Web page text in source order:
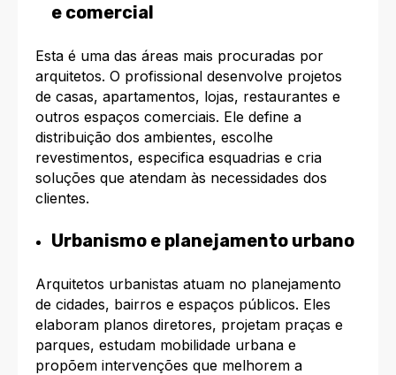
e comercial
Esta é uma das áreas mais procuradas por
arquitetos. O profissional desenvolve projetos
de casas, apartamentos, lojas, restaurantes e
outros espaços comerciais. Ele define a
distribuição dos ambientes, escolhe
revestimentos, especifica esquadrias e cria
soluções que atendam às necessidades dos
clientes.
Urbanismo e planejamento urbano
Arquitetos urbanistas atuam no planejamento
de cidades, bairros e espaços públicos. Eles
elaboram planos diretores, projetam praças e
parques, estudam mobilidade urbana e
propõem intervenções que melhorem a